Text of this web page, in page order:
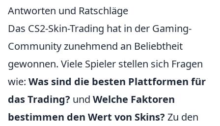
Antworten und Ratschläge
Das CS2-Skin-Trading hat in der Gaming-
Community zunehmend an Beliebtheit
gewonnen. Viele Spieler stellen sich Fragen
wie: Was sind die besten Plattformen für
das Trading? und Welche Faktoren
bestimmen den Wert von Skins? Zu den